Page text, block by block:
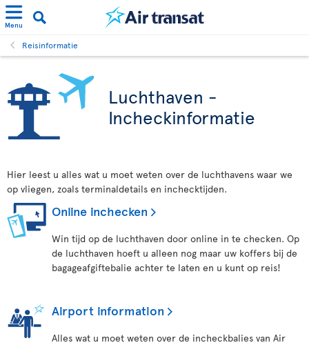
Menu
Reisinformatie
Luchthaven -
Incheckinformatie
Hier leest u alles wat u moet weten over de luchthavens waar we
op vliegen, zoals terminaldetails en inchecktijden.
Online inchecken
Win tijd op de luchthaven door online in te checken. Op
de luchthaven hoeft u alleen nog maar uw koffers bij de
bagageafgiftebalie achter te laten en u kunt op reis!
Airport information
Alles wat u moet weten over de incheckbalies van Air